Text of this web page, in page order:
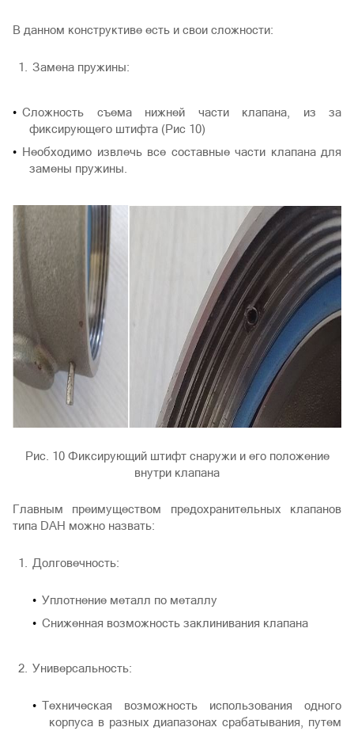
В данном конструктиве есть и свои сложности:
Замена пружины:
Сложность съема нижней части клапана, из за
фиксирующего штифта (Рис 10)
Необходимо извлечь все составные части клапана для
замены пружины.
Рис. 10 Фиксирующий штифт снаружи и его положение
внутри клапана
Главным преимуществом предохранительных клапанов
типа DAH можно назвать:
Долговечность:
Уплотнение металл по металлу
Сниженная возможность заклинивания клапана
Универсальность:
Техническая возможность использования одного
корпуса в разных диапазонах срабатывания, путем